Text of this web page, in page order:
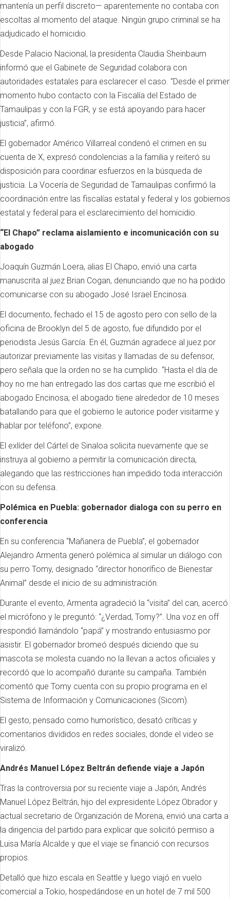
mantenía un perfil discreto— aparentemente no contaba con
escoltas al momento del ataque. Ningún grupo criminal se ha
adjudicado el homicidio.
Desde Palacio Nacional, la presidenta Claudia Sheinbaum
informó que el Gabinete de Seguridad colabora con
autoridades estatales para esclarecer el caso. “Desde el primer
momento hubo contacto con la Fiscalía del Estado de
Tamaulipas y con la FGR, y se está apoyando para hacer
justicia”, afirmó.
El gobernador Américo Villarreal condenó el crimen en su
cuenta de X, expresó condolencias a la familia y reiteró su
disposición para coordinar esfuerzos en la búsqueda de
justicia. La Vocería de Seguridad de Tamaulipas confirmó la
coordinación entre las fiscalías estatal y federal y los gobiernos
estatal y federal para el esclarecimiento del homicidio.
“El Chapo” reclama aislamiento e incomunicación con su
abogado
Joaquín Guzmán Loera, alias El Chapo, envió una carta
manuscrita al juez Brian Cogan, denunciando que no ha podido
comunicarse con su abogado José Israel Encinosa.
El documento, fechado el 15 de agosto pero con sello de la
oficina de Brooklyn del 5 de agosto, fue difundido por el
periodista Jesús García. En él, Guzmán agradece al juez por
autorizar previamente las visitas y llamadas de su defensor,
pero señala que la orden no se ha cumplido. “Hasta el día de
hoy no me han entregado las dos cartas que me escribió el
abogado Encinosa; el abogado tiene alrededor de 10 meses
batallando para que el gobierno le autorice poder visitarme y
hablar por teléfono”, expone.
El exlíder del Cártel de Sinaloa solicita nuevamente que se
instruya al gobierno a permitir la comunicación directa,
alegando que las restricciones han impedido toda interacción
con su defensa.
Polémica en Puebla: gobernador dialoga con su perro en
conferencia
En su conferencia “Mañanera de Puebla”, el gobernador
Alejandro Armenta generó polémica al simular un diálogo con
su perro Tomy, designado “director honorífico de Bienestar
Animal” desde el inicio de su administración.
Durante el evento, Armenta agradeció la “visita” del can, acercó
el micrófono y le preguntó: “¿Verdad, Tomy?”. Una voz en off
respondió llamándolo “papá” y mostrando entusiasmo por
asistir. El gobernador bromeó después diciendo que su
mascota se molesta cuando no la llevan a actos oficiales y
recordó que lo acompañó durante su campaña. También
comentó que Tomy cuenta con su propio programa en el
Sistema de Información y Comunicaciones (Sicom).
El gesto, pensado como humorístico, desató críticas y
comentarios divididos en redes sociales, donde el video se
viralizó.
Andrés Manuel López Beltrán defiende viaje a Japón
Tras la controversia por su reciente viaje a Japón, Andrés
Manuel López Beltrán, hijo del expresidente López Obrador y
actual secretario de Organización de Morena, envió una carta a
la dirigencia del partido para explicar que solicitó permiso a
Luisa María Alcalde y que el viaje se financió con recursos
propios.
Detalló que hizo escala en Seattle y luego viajó en vuelo
comercial a Tokio, hospedándose en un hotel de 7 mil 500